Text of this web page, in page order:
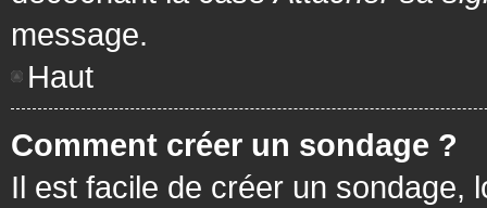
message.
Haut
Comment créer un sondage ?
Il est facile de créer un sondage,